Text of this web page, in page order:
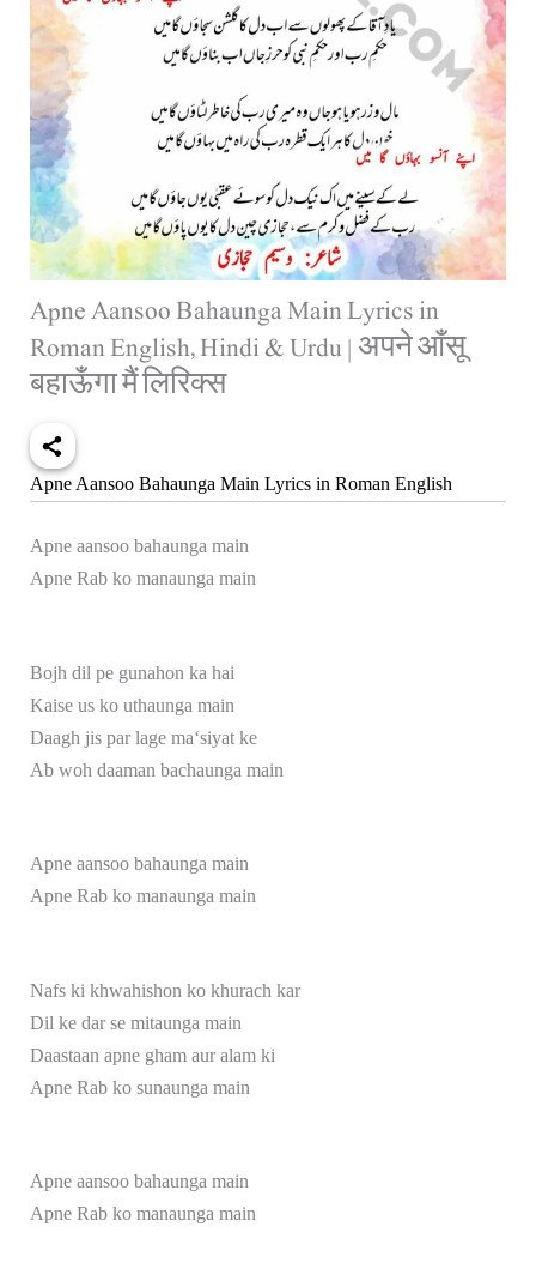
Apne Aansoo Bahaunga Main Lyrics in
Roman English, Hindi & Urdu | अपने आँसू
बहाऊँगा मैं लिरिक्स
Apne Aansoo Bahaunga Main Lyrics in Roman English
Apne aansoo bahaunga main
Apne Rab ko manaunga main
Bojh dil pe gunahon ka hai
Kaise us ko uthaunga main
Daagh jis par lage ma‘siyat ke
Ab woh daaman bachaunga main
Apne aansoo bahaunga main
Apne Rab ko manaunga main
Nafs ki khwahishon ko khurach kar
Dil ke dar se mitaunga main
Daastaan apne gham aur alam ki
Apne Rab ko sunaunga main
Apne aansoo bahaunga main
Apne Rab ko manaunga main